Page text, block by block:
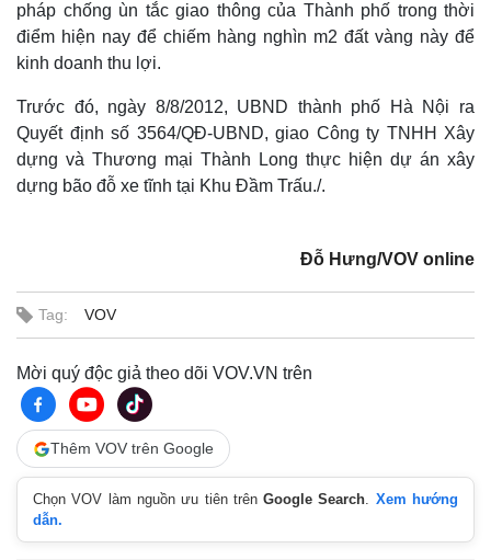
pháp chống ùn tắc giao thông của Thành phố trong thời
điểm hiện nay để chiếm hàng nghìn m2 đất vàng này để
kinh doanh thu lợi.
Trước đó, ngày 8/8/2012, UBND thành phố Hà Nội ra
Quyết định số 3564/QĐ-UBND, giao Công ty TNHH Xây
dựng và Thương mại Thành Long thực hiện dự án xây
dựng bão đỗ xe tĩnh tại Khu Đầm Trấu./.
Đỗ Hưng/VOV online
Tag: VOV
Mời quý độc giả theo dõi VOV.VN trên
Thêm VOV trên Google
Chọn VOV làm nguồn ưu tiên trênGoogle Search. Xem hướng
dẫn.